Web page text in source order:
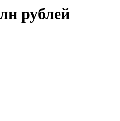
рублей